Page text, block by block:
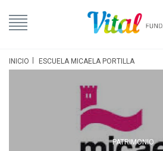
INICIO ESCUELA MICAELA PORTILLA
PATRIMONIO